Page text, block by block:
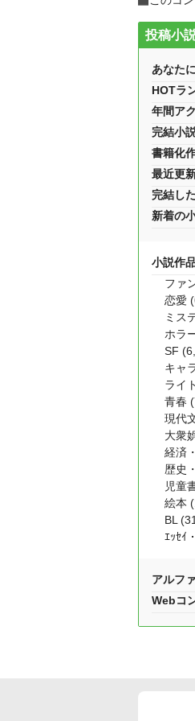
投稿小
あなた
HOTラ
年間ア
完結小
書籍化
最近更
完結し
新着の
小説作
ファ
恋愛
ミス
ホラ
SF
キャ
ライ
青春
現代
大衆
経済
歴史
児童
絵本
BL
ｴｯｾｲ
アルフ
Webコ